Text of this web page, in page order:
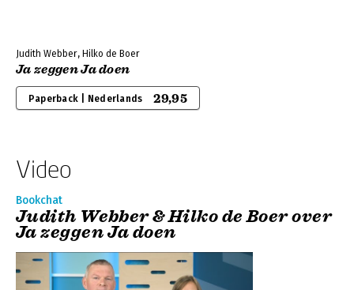
Judith Webber, Hilko de Boer
Ja zeggen Ja doen
Paperback | Nederlands 29,95
Video
Bookchat
Judith Webber & Hilko de Boer over
Ja zeggen Ja doen